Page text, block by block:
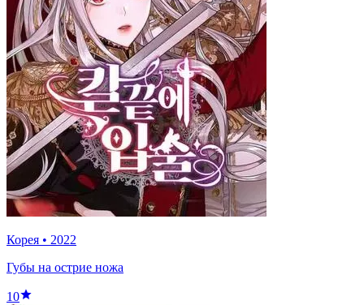
Корея • 2022
Губы на острие ножа
10